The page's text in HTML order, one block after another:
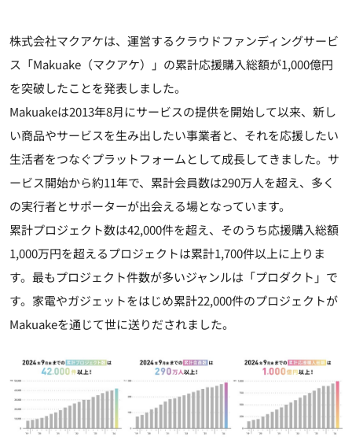
株式会社マクアケは、運営するクラウドファンディングサービ
ス「Makuake（マクアケ）」の累計応援購入総額が1,000億円
を突破したことを発表しました。
Makuakeは2013年8月にサービスの提供を開始して以来、新し
い商品やサービスを生み出したい事業者と、それを応援したい
生活者をつなぐプラットフォームとして成長してきました。サ
ービス開始から約11年で、累計会員数は290万人を超え、多く
の実行者とサポーターが出会える場となっています。
累計プロジェクト数は42,000件を超え、そのうち応援購入総額
1,000万円を超えるプロジェクトは累計1,700件以上に上りま
す。最もプロジェクト件数が多いジャンルは「プロダクト」で
す。家電やガジェットをはじめ累計22,000件のプロジェクトが
Makuakeを通じて世に送りだされました。